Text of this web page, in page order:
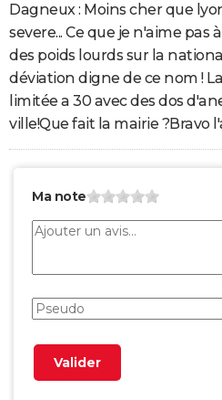
Dagneux : Moins cher que
severe... Ce que je n'aime pas
des poids lourds sur la
déviation digne de ce nom !
limitée a 30 avec des dos
ville!Que fait la mairie ?Bravo
Ma note